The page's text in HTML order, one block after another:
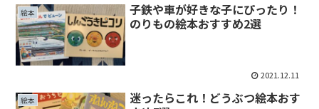
絵本
子鉄や車が好きな子にぴったり！
のりもの絵本おすすめ2選
2021.12.11
絵本
迷ったらこれ！どうぶつ絵本おす